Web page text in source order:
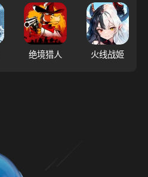
绝境猎人 火线战姬